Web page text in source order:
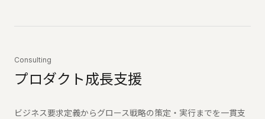
Consulting
プロダクト成長支援
ビジネス要求定義からグロース戦略の策定・実行までを一貫支